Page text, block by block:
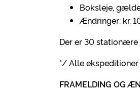
Boksleje,
Ændringer: kr.
Der er 30
*/ Alle
FRAMELDING OG